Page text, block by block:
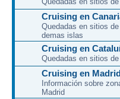
Cruising en
Quedadas en sitios
demas islas
Cruising en
Quedadas en sitios
Cruising en
Información sobre
Madrid